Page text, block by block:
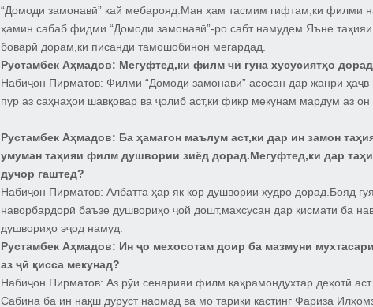
“Домоди замонавӣ” кай мебарояд.Ман ҳам тасмим гифтам,ки филми
ҳамин сабаб фидми “Домоди замонавӣ”-ро сабт намудем.Яъне
боварӣ дорам,ки писанди тамошобинон мегардад.
Рустамбек Аҳмадов: Мегуфтед,ки филм чӣ гуна хусусиятҳо
Набиҷон Пирматов: Филми “Домоди замонавӣ” асосан дар жанри
пур аз саҳнаҳои шавқовар ва ҷолиб аст,ки фикр мекунам мардум аз он
Рустамбек Аҳмадов: Ба ҳамагон маълум аст,ки дар ин замон
умуман таҳияи филм душвории зиёд дорад.Мегуфтед,ки дар
дучор гаштед?
Набиҷон Пирматов: Албатта ҳар як кор душвории худро дорад.Бояд
наворбардорӣ баъзе душвориҳо ҷой дошт,махсусан дар қисмати ба
душвориҳо эҷод намуд.
Рустамбек Аҳмадов: Ин ҷо мехосотам доир ба мазмуни
аз ҷӣ қисса мекунад?
Набиҷон Пирматов: Аз рӯи сенарияи филм қаҳрамондухтар деҳотӣ
Сабина ба ин нақш дуруст наомад ва мо тариқи кастинг Фариза